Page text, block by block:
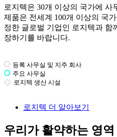
로지텍은 30개 이상의 국가에 사
제품은 전세계 100개 이상의 국
정한 글로벌 기업인 로지텍과 함
장하기를 바랍니다.
등록 사무실 및 지주 회사
주요 사무실
로지텍 생산 시설
로지텍 더 알아보기
우리가 활약하는 영역